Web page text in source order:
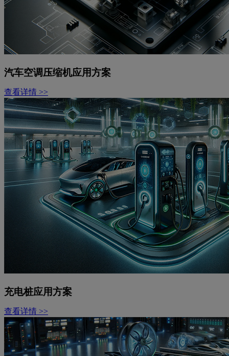
汽车空调压缩机应用方案
查看详情 >>
充电桩应用方案
查看详情 >>